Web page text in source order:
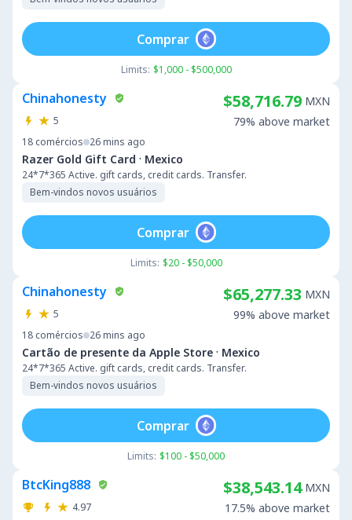
Limits: $1,000 - $500,000
Comprar
Chinahonesty
5
18 comércios 26 mins ago
Razer Gold Gift Card · Mexico
24*7*365 Active. gift cards, credit cards. Transfer.
Bem-vindos novos usuários
$58,716.79 MXN
79% above market
Limits: $20 - $50,000
Comprar
Chinahonesty
5
18 comércios 26 mins ago
Cartão de presente da Apple Store · Mexico
24*7*365 Active. gift cards, credit cards. Transfer.
Bem-vindos novos usuários
$65,277.33 MXN
99% above market
Limits: $100 - $50,000
Comprar
BtcKing888
4.97
$38,543.14 MXN
17.5% above market